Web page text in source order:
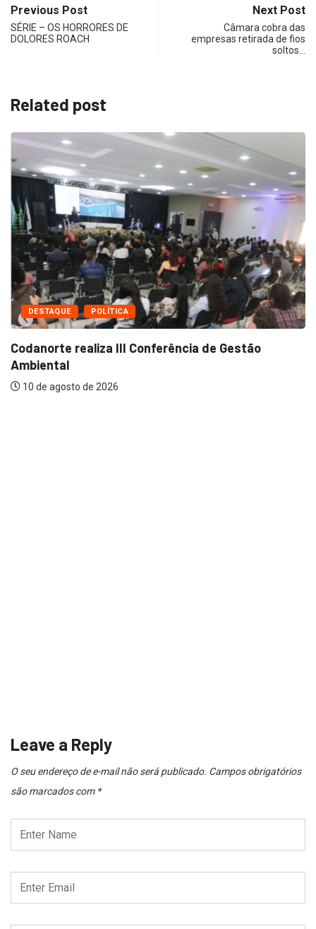
Previous Post
SÉRIE – OS HORRORES DE
DOLORES ROACH
Next Post
Câmara cobra das
empresas retirada de fios
soltos…
Related post
DESTAQUE POLÍCIA
Noite de domingo com dois feridos em...
Leave a Reply
O seu endereço de e-mail não será publicado. Campos obrigatórios
são marcados com *